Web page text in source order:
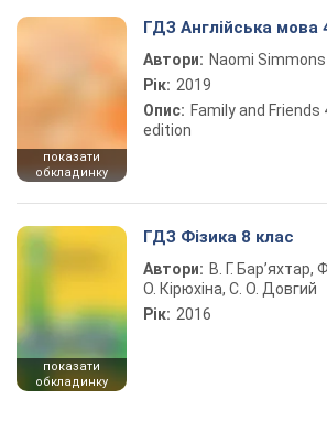
показати
обкладинку
ГДЗ Англійська мова
Автори: Naomi Simmons
Рік: 2019
Опис: Family and Friends
edition
показати
обкладинку
ГДЗ Фізика 8 клас
Автори: В. Г. Бар’яхтар,
О. Кірюхіна, С. О. Довгий
Рік: 2016